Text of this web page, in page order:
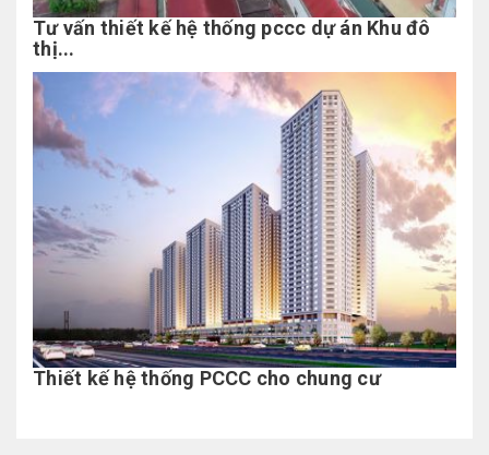
Tư vấn thiết kế hệ thống pccc dự án Khu đô
thị...
Thiết kế hệ thống PCCC cho chung cư